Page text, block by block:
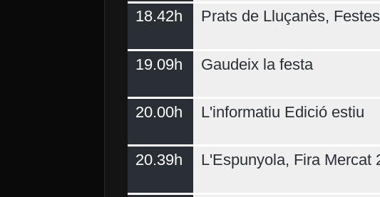
18.42h Prats de Lluçanès,
19.09h Gaudeix la festa
20.00h L'informatiu Edició estiu
20.39h L'Espunyola, Fira Mercat